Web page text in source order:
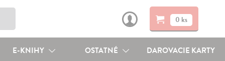
0 ks
E-KNIHY OSTATNÉ DAROVACIE KARTY